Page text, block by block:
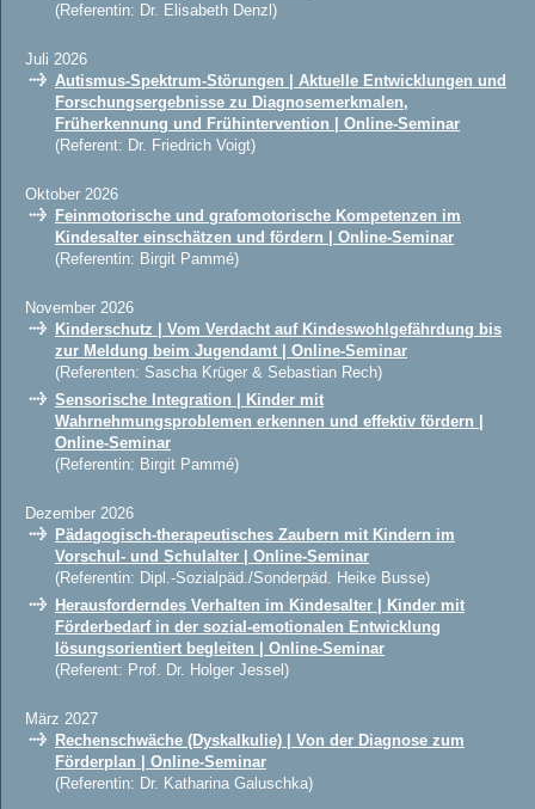
(Referentin: Dr. Elisabeth Denzl)
Juli 2026
Autismus-Spektrum-Störungen | Aktuelle Entwicklungen und
Forschungsergebnisse zu Diagnosemerkmalen,
Früherkennung und Frühintervention | Online-Seminar
(Referent: Dr. Friedrich Voigt)
Oktober 2026
Feinmotorische und grafomotorische Kompetenzen im
Kindesalter einschätzen und fördern | Online-Seminar
(Referentin: Birgit Pammé)
November 2026
Kinderschutz | Vom Verdacht auf Kindeswohlgefährdung bis
zur Meldung beim Jugendamt | Online-Seminar
(Referenten: Sascha Krüger & Sebastian Rech)
Sensorische Integration | Kinder mit
Wahrnehmungsproblemen erkennen und effektiv fördern |
Online-Seminar
(Referentin: Birgit Pammé)
Dezember 2026
Pädagogisch-therapeutisches Zaubern mit Kindern im
Vorschul- und Schulalter | Online-Seminar
(Referentin: Dipl.-Sozialpäd./Sonderpäd. Heike Busse)
Herausforderndes Verhalten im Kindesalter | Kinder mit
Förderbedarf in der sozial-emotionalen Entwicklung
lösungsorientiert begleiten | Online-Seminar
(Referent: Prof. Dr. Holger Jessel)
März 2027
Rechenschwäche (Dyskalkulie) | Von der Diagnose zum
Förderplan | Online-Seminar
(Referentin: Dr. Katharina Galuschka)